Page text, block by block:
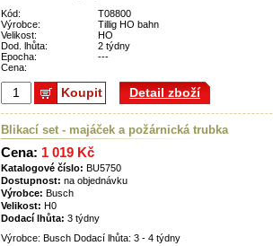
Kód:
T08800
Výrobce:
Tillig HO bahn
Velikost:
HO
Dod. lhůta:
2 týdny
Epocha:
---
Cena:
Koupit Detail zboží
Blikací set - majáček a požárnická trubka
Cena: 1 019 Kč
Katalogové číslo: BU5750
Dostupnost: na objednávku
Výrobce: Busch
Velikost: H0
Dodací lhůta: 3 týdny
Výrobce: Busch Dodací lhůta: 3 - 4 týdny